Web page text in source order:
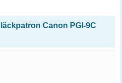
Canon PGI-9C